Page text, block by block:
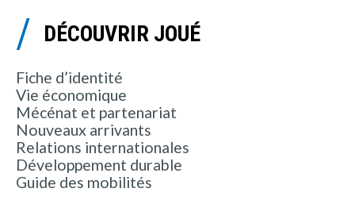
DÉCOUVRIR JOUÉ
Fiche d’identité
Vie économique
Mécénat et partenariat
Nouveaux arrivants
Relations internationales
Développement durable
Guide des mobilités